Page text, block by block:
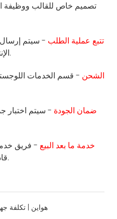
تتبع عملية الطلب - سيتم إرسال
الإنتاج والاختبار والتعبئة والتخزين.
الشحن - قسم الخدمات
ضمان الجودة - سيتم اختبار
خدمة ما بعد البيع - فريق
قادرًا على مساعدتك في أسئلتك.